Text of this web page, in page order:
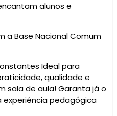
alunos e
a Base Nacional Comum
Ideal para
qualidade e
sala de aula! Garanta já o
pedagógica